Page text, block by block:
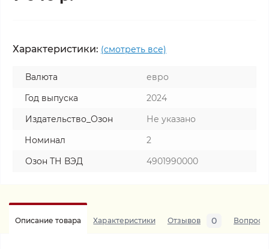
Характеристики: (смотреть все)
Валюта
евро
Год выпуска
2024
Издательство_Озон
Не указано
Номинал
2
Озон ТН ВЭД
4901990000
Описание товара Характеристики Отзывов 0 Вопросы